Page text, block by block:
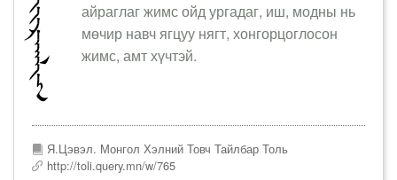
айраглаг жимс ойд ургадаг, иш, модны нь
мөчир навч ягцуу нягт, хонгорцоглосон
жимс, амт хүчтэй.
Я.Цэвэл. Монгол Хэлний Товч Тайлбар Толь
http://toli.query.mn/w/765